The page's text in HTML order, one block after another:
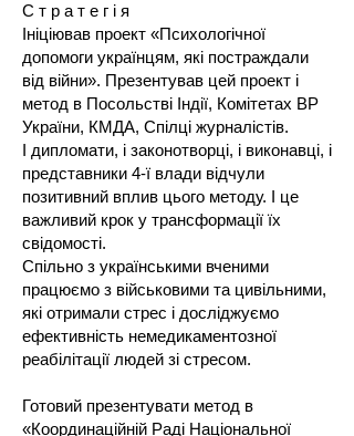
С т р а т е г і я
Ініціював проект «Психологічної
допомоги українцям, які постраждали
від війни». Презентував цей проект і
метод в Посольстві Індії, Комітетах ВР
України, КМДА, Спілці журналістів.
І дипломати, і законотворці, і виконавці, і
представники 4-ї влади відчули
позитивний вплив цього методу. І це
важливий крок у трансформації їх
свідомості.
Спільно з українськими вченими
працюємо з військовими та цивільними,
які отримали стрес і досліджуємо
ефективність немедикаментозної
реабілітації людей зі стресом.
Готовий презентувати метод в
«Координаційній Раді Національної